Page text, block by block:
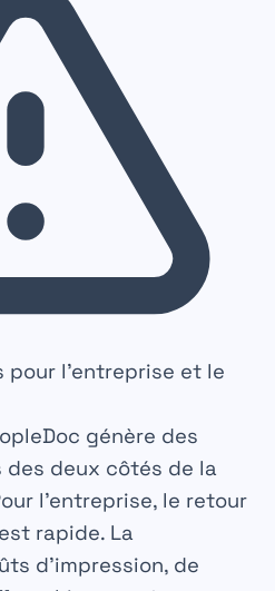
ou des CGU
l’entreprise et le
génère des
deux côtés de la
l’entreprise, le retour
rapide. La
d’impression, de